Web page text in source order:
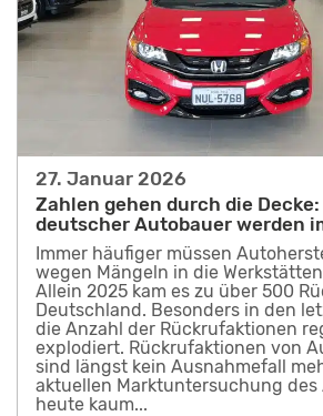
27. Januar 2026
Zahlen gehen durch die
deutscher Autobauer werden
Immer häufiger müssen
wegen Mängeln in die
Allein 2025 kam es zu über 500
Deutschland. Besonders in den
die Anzahl der Rückrufaktionen
explodiert. Rückrufaktionen von
sind längst kein Ausnahmefall
aktuellen Marktuntersuchung des
heute kaum...